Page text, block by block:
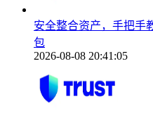
安全整合资产，手把手
包
2026-08-08 20:41:05